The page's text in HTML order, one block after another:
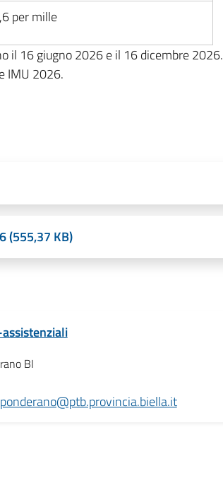
per mille
il 16 giugno 2026 e il 16 dicembre 2026.
IMU 2026.
(555,37 KB)
BI